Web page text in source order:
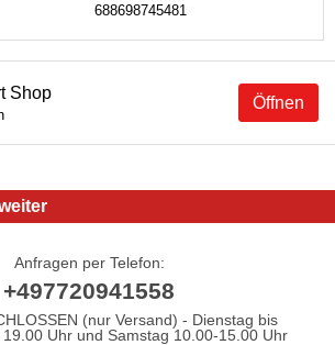
688698745481
Öffnen
Shop
Anfragen per Telefon:
+497720941558
(nur Versand) - Dienstag bis
Uhr und Samstag 10.00-15.00 Uhr